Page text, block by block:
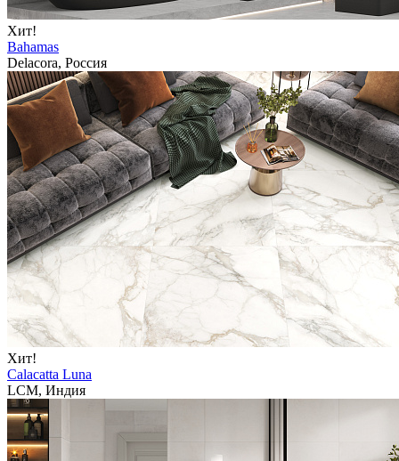
Хит!
Bahamas
Delacora, Россия
Хит!
Calacatta Luna
LCM, Индия